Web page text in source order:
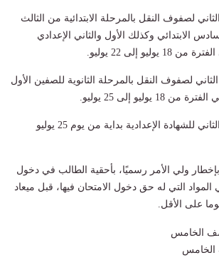
لصفوف النقل بالمرحلة الابتدائية من الثالث
الابتدائي وكذلك الأول والثاني الإعدادي
إلى 22 يوليو.
لصفوف النقل بالمرحلة الثانوية للصفين الأول
يوليو إلى 25 يوليو.
وتعقد امتحانات الدور الثاني للشهادة الإعدادية بداية من يوم 25 يوليو
ولي الأمر رسميًا، بأحقية الطالب في دخول
المواد التي له حق دخول الامتحان فيها، قبل ميعاد
على الأقل.
الخامس